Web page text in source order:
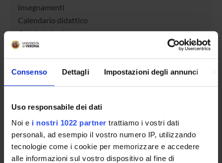
Consenso Dettagli Impostazioni degli annunci
Uso responsabile dei dati
Noi e i nostri 1022 partner trattiamo i vostri dati
personali, ad esempio il vostro numero IP, utilizzando
tecnologie come i cookie per memorizzare e accedere
alle informazioni sul vostro dispositivo al fine di
Insegnamenti
Calendario didattico
Orario lezioni
Piani didattici
Calendario esami
Bacheca avvisi
Proposte tesi e stage
Docenti
Documenti
OFFERTA FORMATIVA